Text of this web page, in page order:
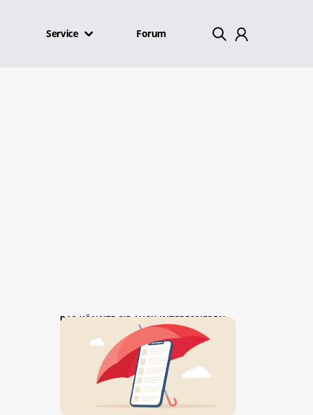
Service Forum
DAS KÖNNTE SIE AUCH INTERESSIEREN: